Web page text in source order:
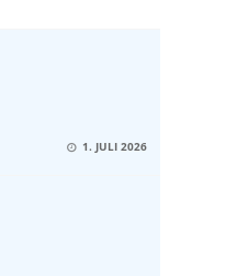
1. JULI 2026